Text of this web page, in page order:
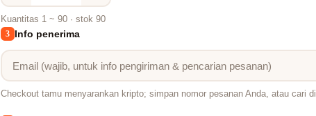
Kuantitas 1 ~ 90 · stok 90
3 Info penerima
Checkout tamu menyarankan kripto; simpan nomor pesanan Anda, atau cari di